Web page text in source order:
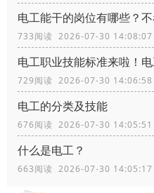
733阅读 2026-07-30 14:08:07
729阅读 2026-07-30 14:06:58
电工的分类及技能
676阅读 2026-07-30 14:05:51
什么是电工？
663阅读 2026-07-30 14:05:17